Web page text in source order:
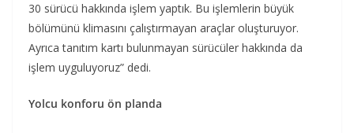
30 sürücü hakkında işlem yaptık. Bu işlemlerin büyük
bölümünü klimasını çalıştırmayan araçlar oluşturuyor.
Ayrıca tanıtım kartı bulunmayan sürücüler hakkında da
işlem uyguluyoruz” dedi.
Yolcu konforu ön planda